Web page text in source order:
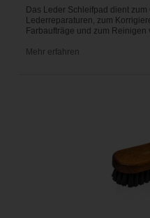
Das Leder Schleifpad dient
Lederreparaturen, zum
Farbaufträge und zum Reinigen
Mehr erfahren